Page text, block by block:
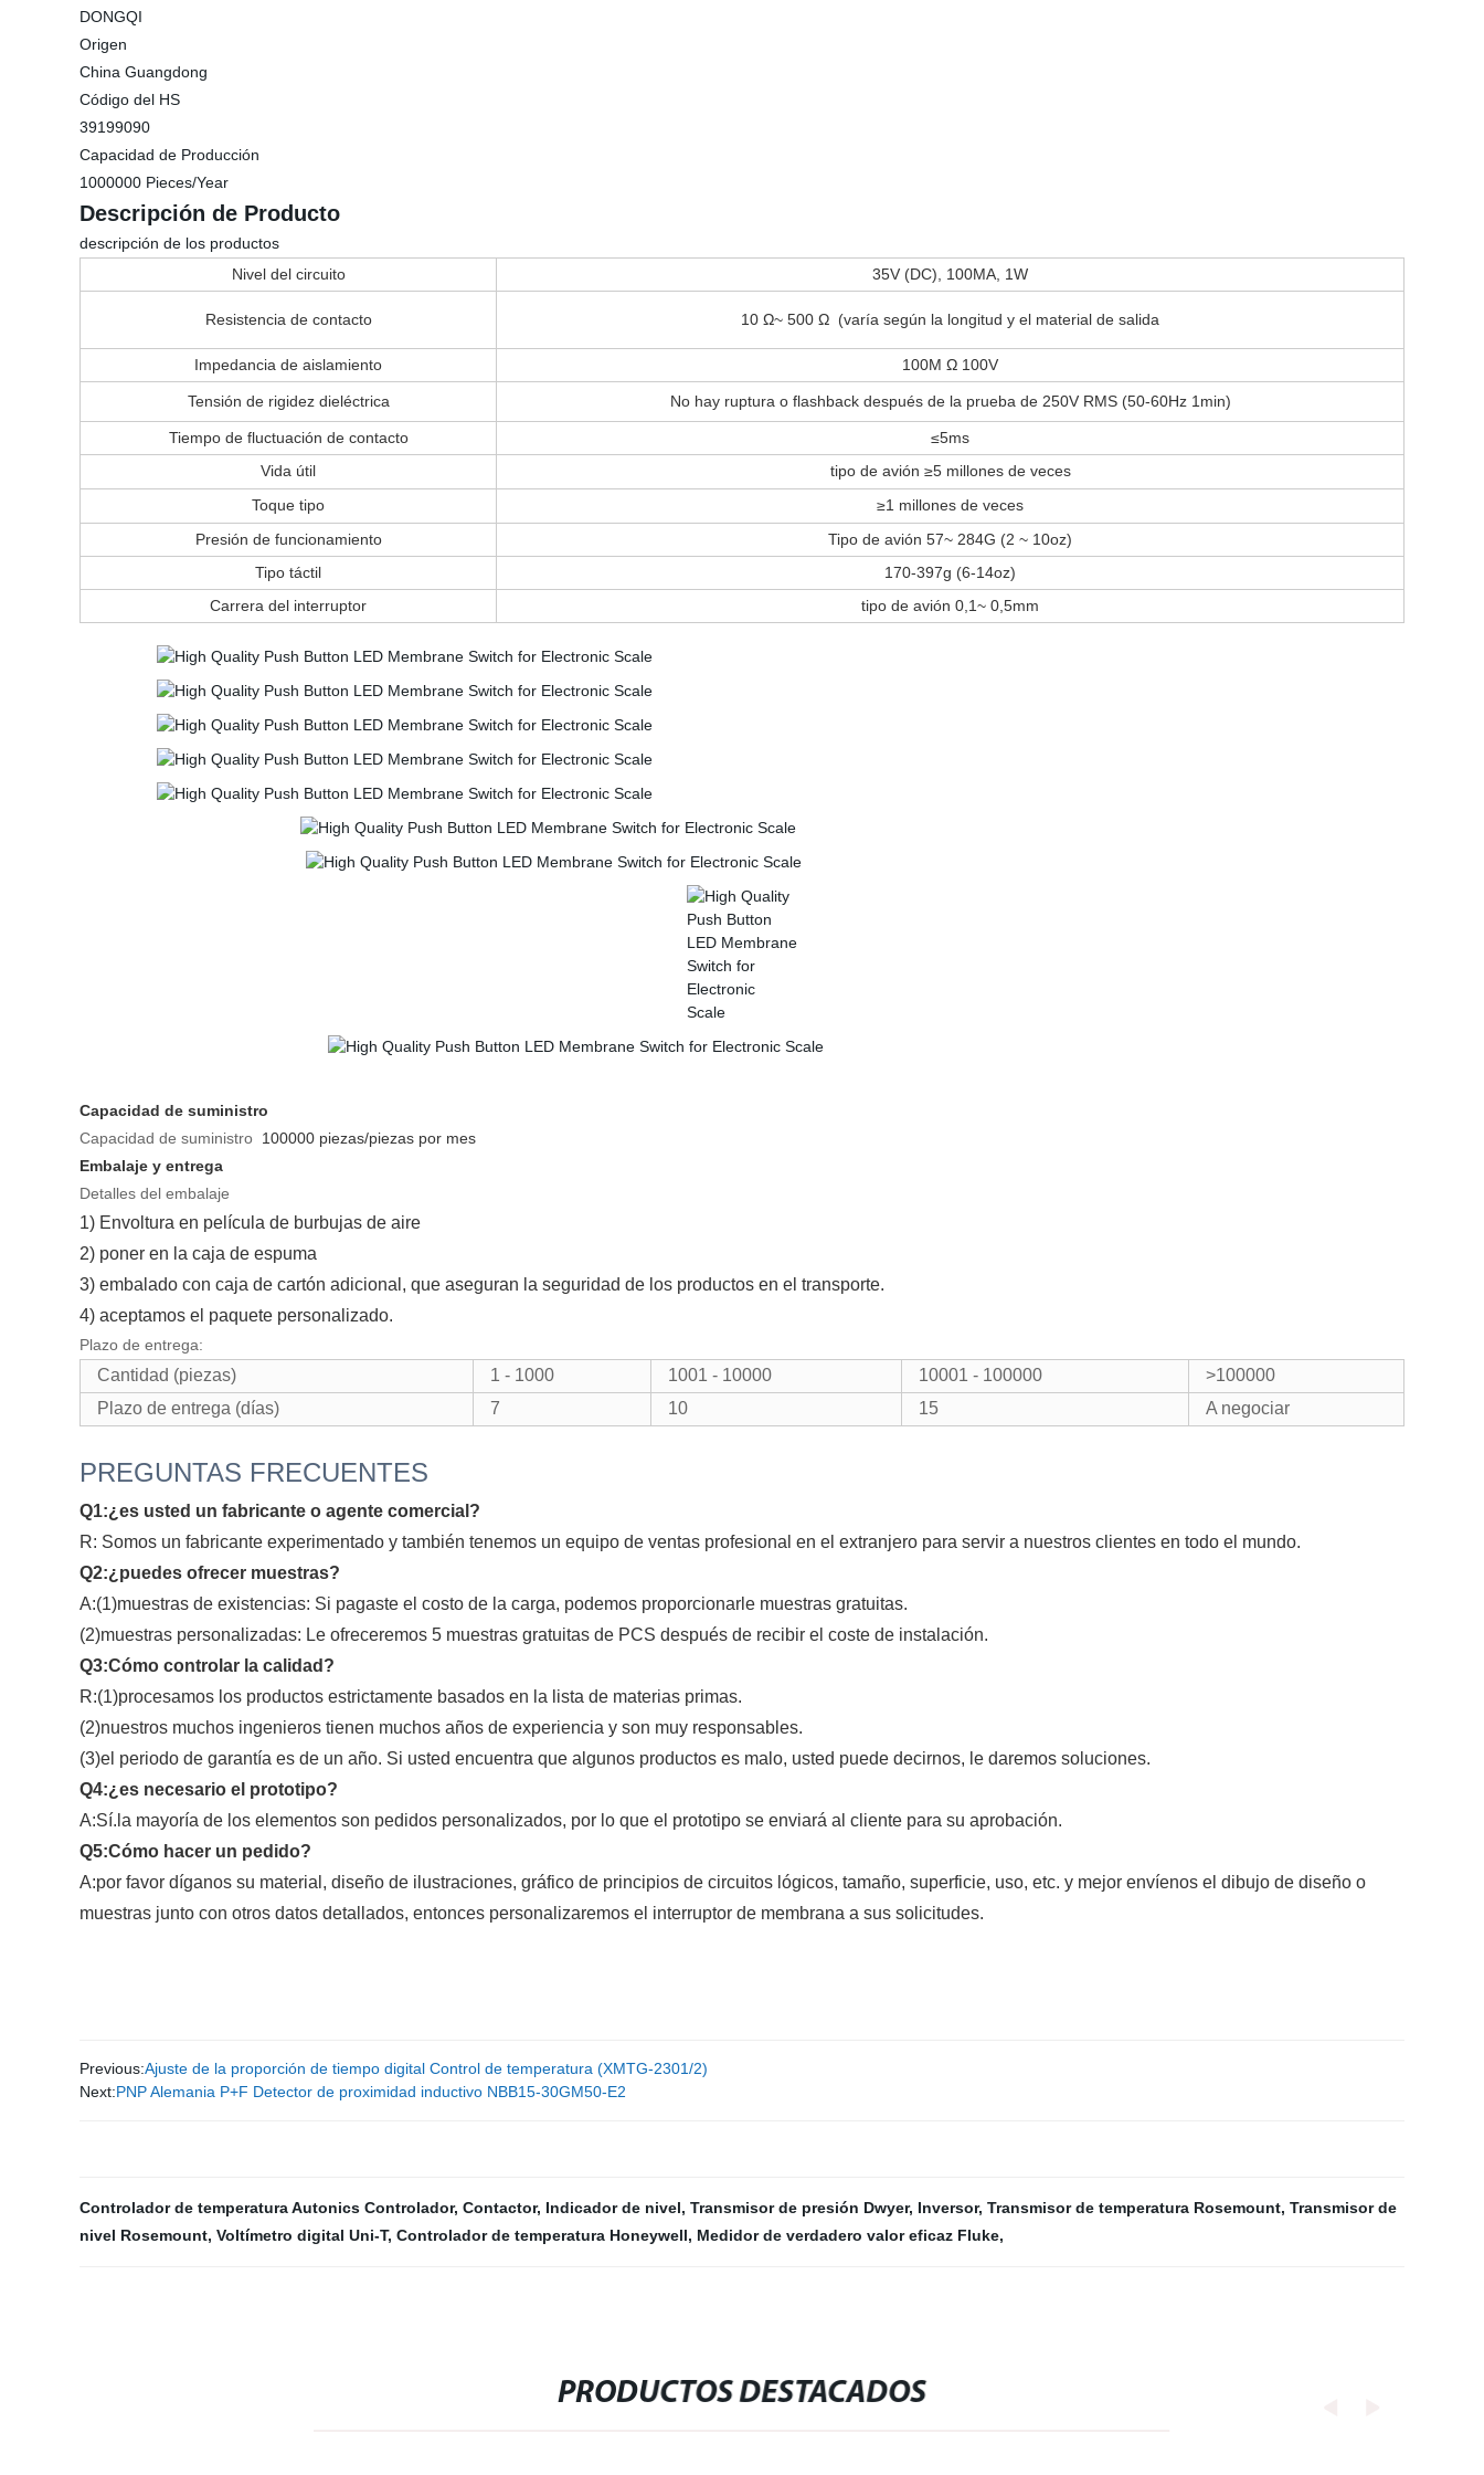
DONGQI
Origen
China Guangdong
Código del HS
39199090
Capacidad de Producción
1000000 Pieces/Year
Descripción de Producto
descripción de los productos
Nivel del circuito
35V (DC), 100MA, 1W
Resistencia de contacto 10 Ω~ 500 Ω (varía según la longitud y el material de salida
Impedancia de aislamiento 100M Ω 100V
Tensión de rigidez dieléctrica No hay ruptura o flashback después de la prueba de 250V RMS (50-60Hz 1min)
Tiempo de fluctuación de contacto
≤5ms
Vida útil
tipo de avión ≥5 millones de veces
Toque tipo
≥1 millones de veces
Presión de funcionamiento
Tipo de avión 57~ 284G (2 ~ 10oz)
Tipo táctil
170-397g (6-14oz)
Carrera del interruptor
tipo de avión 0,1~ 0,5mm
Capacidad de suministro
Capacidad de suministro 100000 piezas/piezas por mes
Embalaje y entrega
Detalles del embalaje
1) Envoltura en película de burbujas de aire
2) poner en la caja de espuma
3) embalado con caja de cartón adicional, que aseguran la seguridad de los productos en el transporte.
4) aceptamos el paquete personalizado.
Plazo de entrega:
Cantidad (piezas) 1 - 1000 1001 - 10000 10001 - 100000
>100000
Plazo de entrega (días)
7 10 15 A negociar
PREGUNTAS FRECUENTES
Q1:¿es usted un fabricante o agente comercial?
R: Somos un fabricante experimentado y también tenemos un equipo de ventas profesional en el extranjero para servir a nuestros clientes en todo el mundo.
Q2:¿puedes ofrecer muestras?
A:(1)muestras de existencias: Si pagaste el costo de la carga, podemos proporcionarle muestras gratuitas.
(2)muestras personalizadas: Le ofreceremos 5 muestras gratuitas de PCS después de recibir el coste de instalación.
Q3:Cómo controlar la calidad?
R:(1)procesamos los productos estrictamente basados en la lista de materias primas.
(2)nuestros muchos ingenieros tienen muchos años de experiencia y son muy responsables.
(3)el periodo de garantía es de un año. Si usted encuentra que algunos productos es malo, usted puede decirnos, le daremos soluciones.
Q4:¿es necesario el prototipo?
A:Sí.la mayoría de los elementos son pedidos personalizados, por lo que el prototipo se enviará al cliente para su aprobación.
Q5:Cómo hacer un pedido?
A:por favor díganos su material, diseño de ilustraciones, gráfico de principios de circuitos lógicos, tamaño, superficie, uso, etc. y mejor envíenos el dibujo de diseño o
muestras junto con otros datos detallados, entonces personalizaremos el interruptor de membrana a sus solicitudes.
Previous:Ajuste de la proporción de tiempo digital Control de temperatura (XMTG-2301/2)
Next:PNP Alemania P+F Detector de proximidad inductivo NBB15-30GM50-E2
Controlador de temperatura Autonics Controlador, Contactor, Indicador de nivel, Transmisor de presión Dwyer, Inversor, Transmisor de temperatura Rosemount, Transmisor de
nivel Rosemount, Voltímetro digital Uni-T, Controlador de temperatura Honeywell, Medidor de verdadero valor eficaz Fluke,
PRODUCTOS DESTACADOS